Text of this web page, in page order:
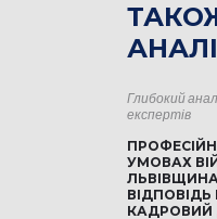
Глибокий
експертів
УМОВАХ
ВІДПОВІДЬ
КАДРОВИЙ